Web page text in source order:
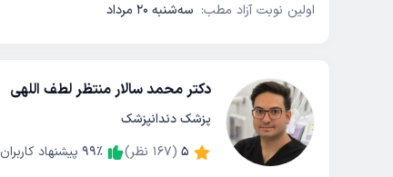
اولین نوبت آزاد مطب: سه‌شنبه 20 مرداد
دکتر محمد سالار منتظر لطف اللهی
پزشک دندانپزشک
5
(
167 نظر) 99٪ پیشنهاد کاربران